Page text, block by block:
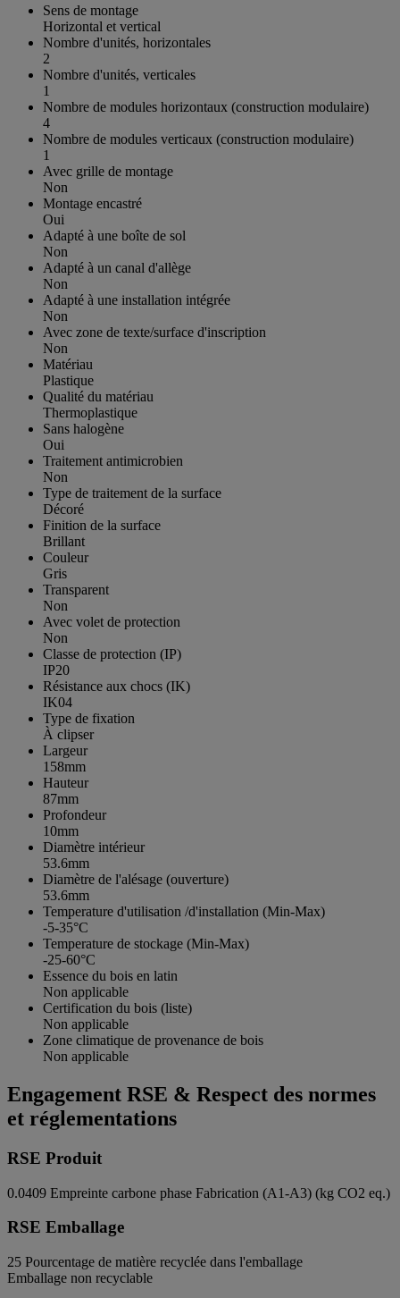
Sens de montage
Horizontal et vertical
Nombre d'unités, horizontales
2
Nombre d'unités, verticales
1
Nombre de modules horizontaux (construction modulaire)
4
Nombre de modules verticaux (construction modulaire)
1
Avec grille de montage
Non
Montage encastré
Oui
Adapté à une boîte de sol
Non
Adapté à un canal d'allège
Non
Adapté à une installation intégrée
Non
Avec zone de texte/surface d'inscription
Non
Matériau
Plastique
Qualité du matériau
Thermoplastique
Sans halogène
Oui
Traitement antimicrobien
Non
Type de traitement de la surface
Décoré
Finition de la surface
Brillant
Couleur
Gris
Transparent
Non
Avec volet de protection
Non
Classe de protection (IP)
IP20
Résistance aux chocs (IK)
IK04
Type de fixation
À clipser
Largeur
158mm
Hauteur
87mm
Profondeur
10mm
Diamètre intérieur
53.6mm
Diamètre de l'alésage (ouverture)
53.6mm
Temperature d'utilisation /d'installation (Min-Max)
-5-35°C
Temperature de stockage (Min-Max)
-25-60°C
Essence du bois en latin
Non applicable
Certification du bois (liste)
Non applicable
Zone climatique de provenance de bois
Non applicable
Engagement RSE & Respect des normes
et réglementations
RSE Produit
0.0409 Empreinte carbone phase Fabrication (A1-A3) (kg CO2 eq.)
RSE Emballage
25 Pourcentage de matière recyclée dans l'emballage
Emballage non recyclable